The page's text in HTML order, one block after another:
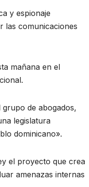
y espionaje
las comunicaciones
mañana en el
de abogados,
legislatura
dominicano».
el proyecto que crea
amenazas internas